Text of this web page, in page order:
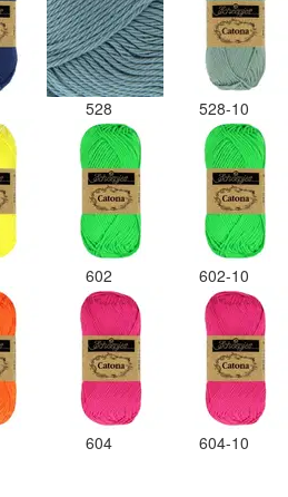
528 528-10
602 602-10
604 604-10